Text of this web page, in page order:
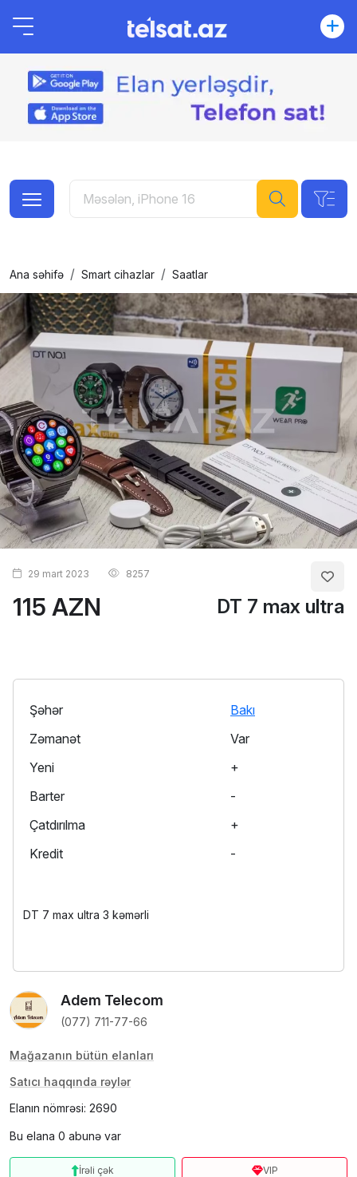
Ana səhifə Smart cihazlar Saatlar
115 AZN DT 7 max ultra
29 mart 2023 8257
Şəhər
Bakı
Zəmanət
Var
Yeni
+
Barter
-
Çatdırılma
+
Kredit
-
DT 7 max ultra 3 kəmərli
Adem Telecom
(077) 711-77-66
Mağazanın bütün elanları
Satıcı haqqında rəylər
Elanın nömrəsi: 2690
Bu elana 0 abunə var
İrəli çək VIP